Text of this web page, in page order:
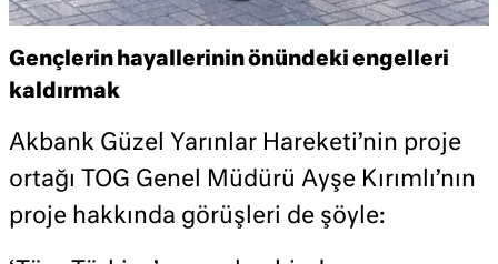
Gençlerin hayallerinin önündeki engelleri
kaldırmak
Akbank Güzel Yarınlar Hareketi’nin proje
ortağı TOG Genel Müdürü Ayşe Kırımlı’nın
proje hakkında görüşleri de şöyle: